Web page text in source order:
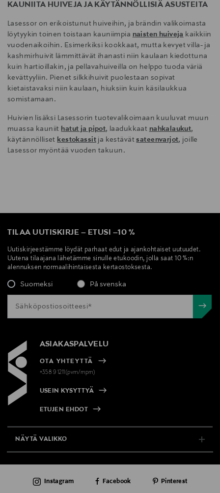
KAUNIITA HUIVEJA JA KÄYTÄNNÖLLISIÄ ASUSTEITA
Lasessor on erikoistunut huiveihin, ja brändin valikoimasta
löytyykin toinen toistaan kauniimpia naisten huiveja kaikkiin
vuodenaikoihin. Esimerkiksi kookkaat, mutta kevyet villa- ja
kashmirhuivit lämmittävät ihanasti niin kaulaan kiedottuna
kuin hartioillakin, ja pellavahuiveilla on helppo tuoda väriä
kevättyyliin. Pienet silkkihuivit puolestaan sopivat
kietaistavaksi niin kaulaan, hiuksiin kuin käsilaukkua
somistamaan.
Huivien lisäksi Lasessorin tuotevalikoimaan kuuluvat muun
muassa kauniit hatut ja pipot, laadukkaat nahkalaukut,
käytännölliset kestokassitja kestävätsateenvarjot, joille
Lasessor myöntää vuoden takuun.
TILAA UUTISKIRJE – ETUSI –10 %
Uutiskirjeestämme löydät parhaat edut ja ajankohtaiset uutuudet.
Uutena tilaajana lähetämme sinulle etukoodin, jolla saat 10 %:n
alennuksen normaalihintaisesta kertaostoksesta.
Suomeksi På svenska
ASIAKASPALVELU
OTA YHTEYTTÄ
+358 9 1211(pvm/mpm)
USEIN KYSYTTYÄ
ETUJEN EHDOT
NÄYTÄ VALIKKO
AJANKOHTAISTA
Instagram Facebook Pinterest